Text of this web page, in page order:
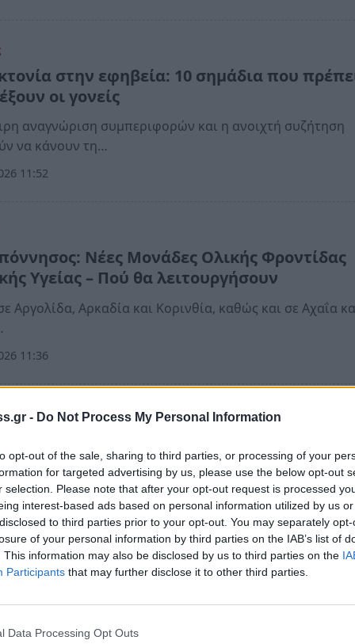
- Do Not Process My Personal Information
opt-out of the sale, sharing to third parties, or processing of your
for targeted advertising by us, please use the below opt-out
selection. Please note that after your opt-out request is processed
interest-based ads based on personal information utilized by us
to third parties prior to your opt-out. You may separately
of your personal information by third parties on the IAB’s list of
This information may also be disclosed by us to third parties on the
Participants that may further disclose it to other third parties.
Data Processing Opt Outs
στην εφηβεία: 10 σημάδια που
οι γονείς
αναγνώριση συμπεριφορών και η ανοιχτή συζήτηση
να κάνουν τη…
11:52
Νέες Μονάδες Ολικής Φροντίδας
Υγείας – Πού θα λειτουργήσουν
Αργολίδα, Αρκαδία και Κορινθία, καθώς και σε Αχαΐα
11:36
από ποτέ
17:59
για λίγα λεπτά τη μέρα και θα νιώσεις
– Τι δείχνει έρευνα